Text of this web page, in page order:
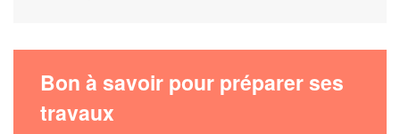
Bon à savoir pour préparer ses
travaux